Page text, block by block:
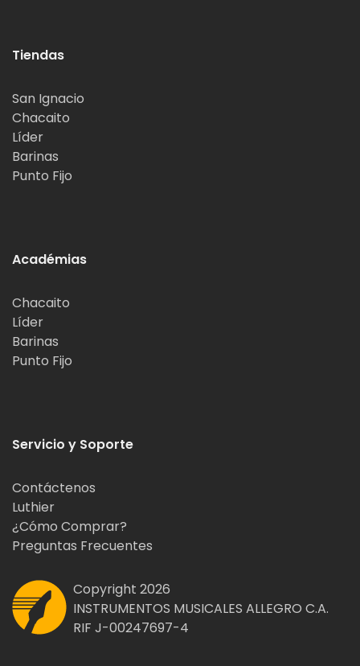
Tiendas
San Ignacio
Chacaito
Líder
Barinas
Punto Fijo
Académias
Chacaito
Líder
Barinas
Punto Fijo
Servicio y Soporte
Contáctenos
Luthier
¿Cómo Comprar?
Preguntas Frecuentes
Copyright 2026
INSTRUMENTOS MUSICALES ALLEGRO C.A.
RIF J-00247697-4